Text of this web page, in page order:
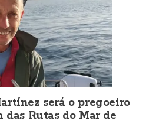
será o pregoeiro
Rutas do Mar de